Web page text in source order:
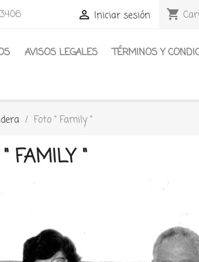
 Iniciar sesión shopping_cart
AVISOS LEGALES TÉRMINOS Y
Foto " Family "
FAMILY "